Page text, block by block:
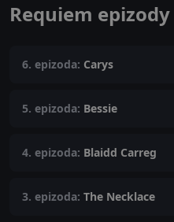
Requiem epizody
6. epizoda: Carys
5. epizoda: Bessie
4. epizoda: Blaidd Carreg
3. epizoda: The Necklace